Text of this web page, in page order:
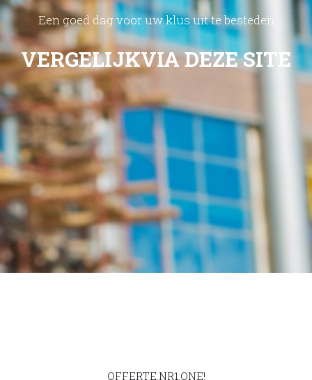
Een goed dag voor uw klus uit te besteden
VERGELIJKVIA DEZE SITE
OFFERTE.NR1.ONE!